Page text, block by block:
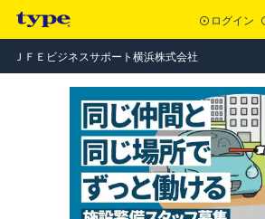
ログイン
ＪＦＥビジネスサポート横浜株式会社